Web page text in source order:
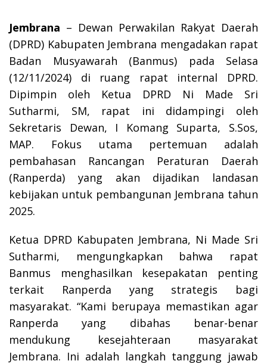
Jembrana – Dewan Perwakilan Rakyat Daerah
(DPRD) Kabupaten Jembrana mengadakan rapat
Badan Musyawarah (Banmus) pada Selasa
(12/11/2024) di ruang rapat internal DPRD.
Dipimpin oleh Ketua DPRD Ni Made Sri
Sutharmi, SM, rapat ini didampingi oleh
Sekretaris Dewan, I Komang Suparta, S.Sos,
MAP. Fokus utama pertemuan adalah
pembahasan Rancangan Peraturan Daerah
(Ranperda) yang akan dijadikan landasan
kebijakan untuk pembangunan Jembrana tahun
2025.
Ketua DPRD Kabupaten Jembrana, Ni Made Sri
Sutharmi, mengungkapkan bahwa rapat
Banmus menghasilkan kesepakatan penting
terkait Ranperda yang strategis bagi
masyarakat. “Kami berupaya memastikan agar
Ranperda yang dibahas benar-benar
mendukung kesejahteraan masyarakat
Jembrana. Ini adalah langkah tanggung jawab